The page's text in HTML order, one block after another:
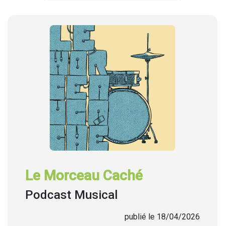
Le Morceau Caché
Podcast Musical
publié le 18/04/2026